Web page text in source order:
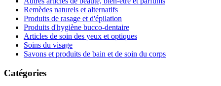
Remèdes naturels et alternatifs
Produits de rasage et d'épilation
Produits d'hygiène bucco-dentaire
Articles de soin des yeux et optiques
Soins du visage
Savons et produits de bain et de soin du corps
Catégories